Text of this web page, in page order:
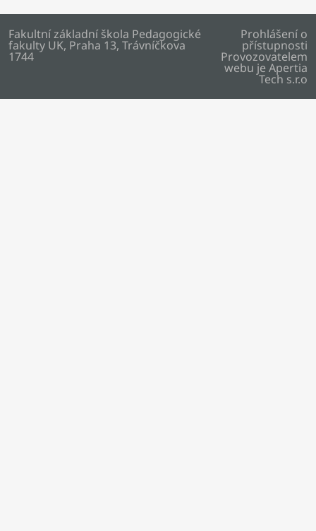
Fakultní základní škola Pedagogické
fakulty UK, Praha 13, Trávníčkova
1744
Prohlášení o
přístupnosti
Provozovatelem
webu je Apertia
Tech s.r.o